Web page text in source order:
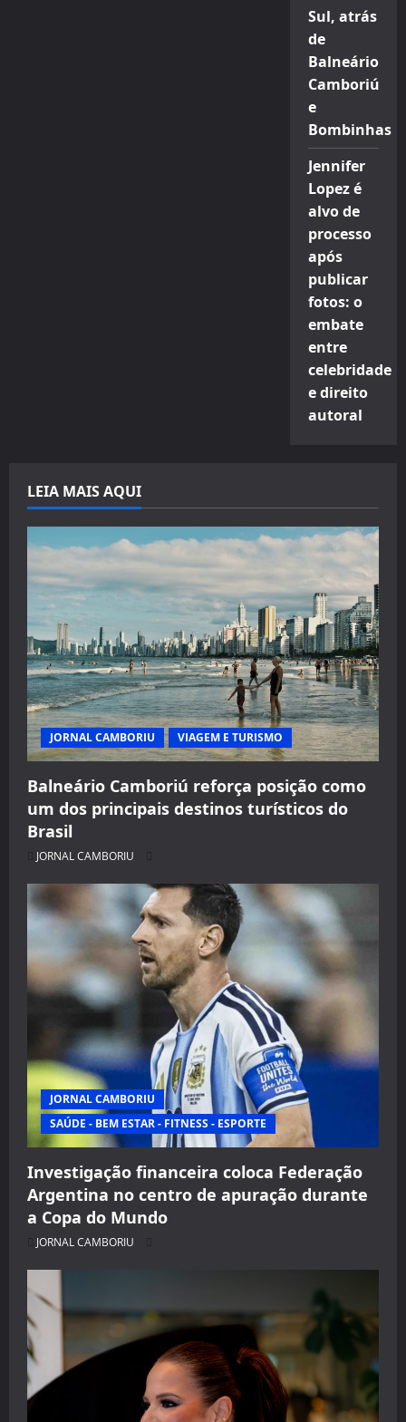
Sul, atrás
de
Balneário
Camboriú
e
Bombinhas
Jennifer
Lopez é
alvo de
processo
após
publicar
fotos: o
embate
entre
celebridade
e direito
autoral
LEIA MAIS AQUI
JORNAL CAMBORIU VIAGEM E TURISMO
Balneário Camboriú reforça posição como
um dos principais destinos turísticos do
Brasil
JORNAL CAMBORIU
JORNAL CAMBORIU
SAÚDE - BEM ESTAR - FITNESS - ESPORTE
Investigação financeira coloca Federação
Argentina no centro de apuração durante
a Copa do Mundo
JORNAL CAMBORIU